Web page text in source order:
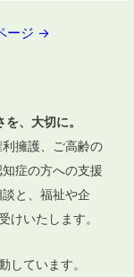
ージ →
、大切に。
利擁護、ご高齢の
症の方への支援
と、福祉や企
けいたします。
しています。